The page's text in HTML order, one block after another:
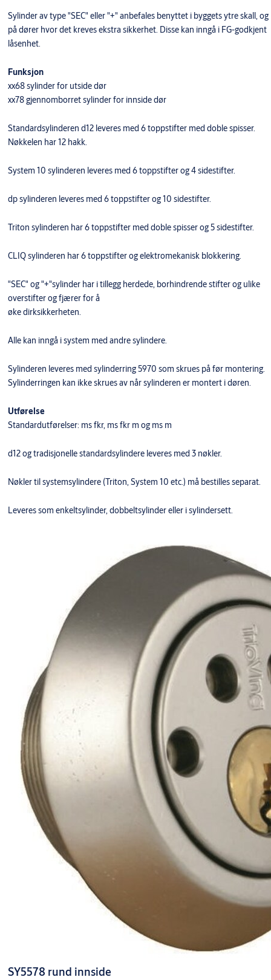
Sylinder av type "SEC" eller "+" anbefales benyttet i byggets ytre skall, og
på dører hvor det kreves ekstra sikkerhet. Disse kan inngå i FG-godkjent
låsenhet.
Funksjon
xx68 sylinder for utside dør
xx78 gjennomborret sylinder for innside dør
Standardsylinderen d12 leveres med 6 toppstifter med doble spisser.
Nøkkelen har 12 hakk.
System 10 sylinderen leveres med 6 toppstifter og 4 sidestifter.
dp sylinderen leveres med 6 toppstifter og 10 sidestifter.
Triton sylinderen har 6 toppstifter med doble spisser og 5 sidestifter.
CLIQ sylinderen har 6 toppstifter og elektromekanisk blokkering.
"SEC" og "+"sylinder har i tillegg herdede, borhindrende stifter og ulike
overstifter og fjærer for å
øke dirksikkerheten.
Alle kan inngå i system med andre sylindere.
Sylinderen leveres med sylinderring 5970 som skrues på før montering.
Sylinderringen kan ikke skrues av når sylinderen er montert i døren.
Utførelse
Standardutførelser: ms fkr, ms fkr m og ms m
d12 og tradisjonelle standardsylindere leveres med 3 nøkler.
Nøkler til systemsylindere (Triton, System 10 etc.) må bestilles separat.
Leveres som enkeltsylinder, dobbeltsylinder eller i sylindersett.
SY5578 rund innside